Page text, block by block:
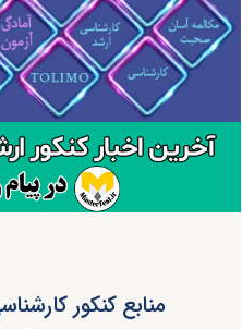
منابع کنکور